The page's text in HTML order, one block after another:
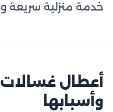
خدمة منزلية
أعطال غسالات
وأسبابها